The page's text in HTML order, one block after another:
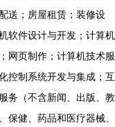
送；房屋租赁；装修设
软件设计与开发；计算机
网页制作；计算机技术服
控制系统开发与集成；互
务（不含新闻、出版、教
保健、药品和医疗器械、